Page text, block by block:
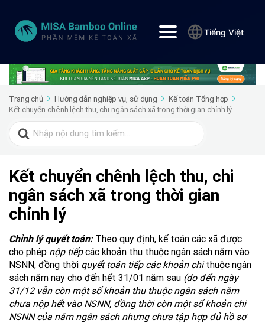
Tiếng Việt
Trang chủ Hướng dẫn nghiệp vụ, sử dụng
Kế toán Tổng hợp
Kết chuyển chênh lệch thu, chi ngân sách xã trong thời gian chỉnh lý
Search
for:
Kết chuyển chênh lệch thu, chi
ngân sách xã trong thời gian
chỉnh lý
Chỉnh lý quyết toán:Theo quy định, kế toán các xã được
cho phép nộp tiếpcác khoản thu thuộc ngân sách năm vào
NSNN, đồng thời quyết toán tiếp các khoản chithuộc ngân
sách năm nay cho đến hết 31/01 năm sau (do đến ngày
31/12 vẫn còn một số khoản thu thuộc ngân sách năm
chưa nộp hết vào NSNN, đồng thời còn một số khoản chi
NSNN của năm ngân sách nhưng chưa tập hợp đủ hồ sơ